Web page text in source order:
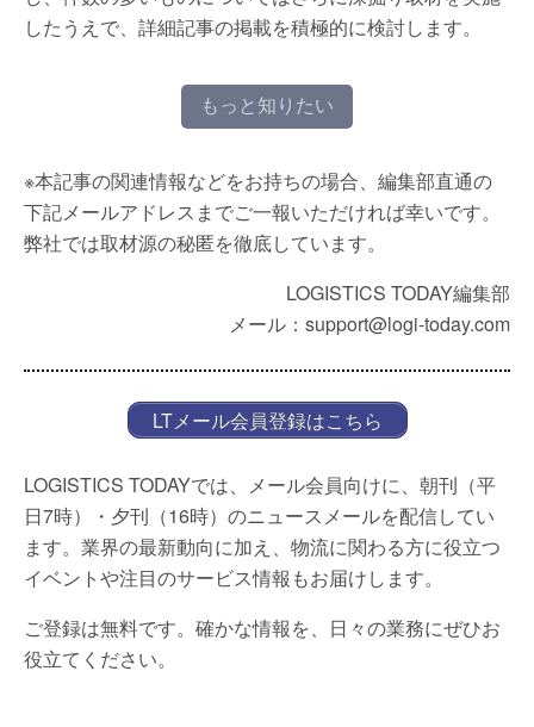
したうえで、詳細記事の掲載を積極的に検討します。
もっと知りたい
※本記事の関連情報などをお持ちの場合、編集部直通の
下記メールアドレスまでご一報いただければ幸いです。
弊社では取材源の秘匿を徹底しています。
LOGISTICS TODAY編集部
メール：support@logi-today.com
LTメール会員登録はこちら
LOGISTICS TODAYでは、メール会員向けに、朝刊（平
日7時）・夕刊（16時）のニュースメールを配信してい
ます。業界の最新動向に加え、物流に関わる方に役立つ
イベントや注目のサービス情報もお届けします。
ご登録は無料です。確かな情報を、日々の業務にぜひお
役立てください。